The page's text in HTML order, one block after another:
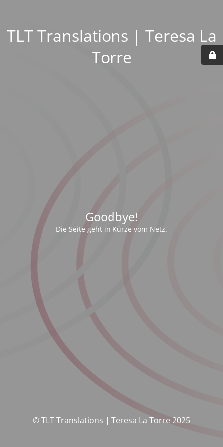
TLT Translations | Teresa La
Torre
Goodbye!
Die Seite geht in Kürze vom Netz.
© TLT Translations | Teresa La Torre 2025